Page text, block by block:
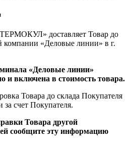
доставляет Товар до
компании «Деловые линии» в г.
«Деловые линии»
и включена в стоимость товара.
Товара до склада Покупателя
за счет Покупателя.
Товара другой
сообщите эту информацию